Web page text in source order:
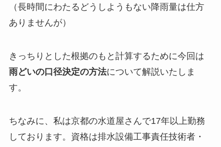
（長時間にわたるどうしようもない降雨量は仕方
ありませんが）
きっちりとした根拠のもと計算するために今回は
雨どいの口径決定の方法について解説いたしま
す。
ちなみに、私は京都の水道屋さんで17年以上勤務
しております。 資格は排水設備工事責任技術者・